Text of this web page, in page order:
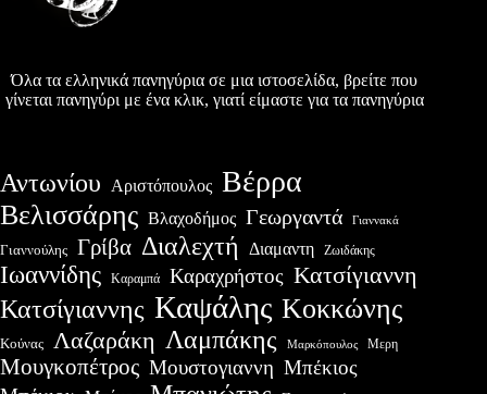
Όλα τα ελληνικά πανηγύρια σε μια ιστοσελίδα, βρείτε που
γίνεται πανηγύρι με ένα κλικ, γιατί είμαστε για τα πανηγύρια
Αντωνίου Αριστόπουλος Βέρρα
Βελισσάρης Βλαχοδήμος Γεωργαντά Γιαννακά
Γιαννούλης Γρίβα Διαλεχτή Διαμαντη Ζωιδάκης
Ιωαννίδης Καραμπά Καραχρήστος Κατσίγιαννη
Κατσίγιαννης Καψάλης Κοκκώνης
Κούνας Λαζαράκη Λαμπάκης Μαρκόπουλος Μερη
Μουγκοπέτρος Μουστογιαννη Μπέκιος